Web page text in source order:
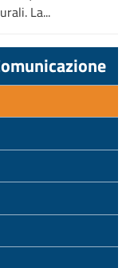
La...